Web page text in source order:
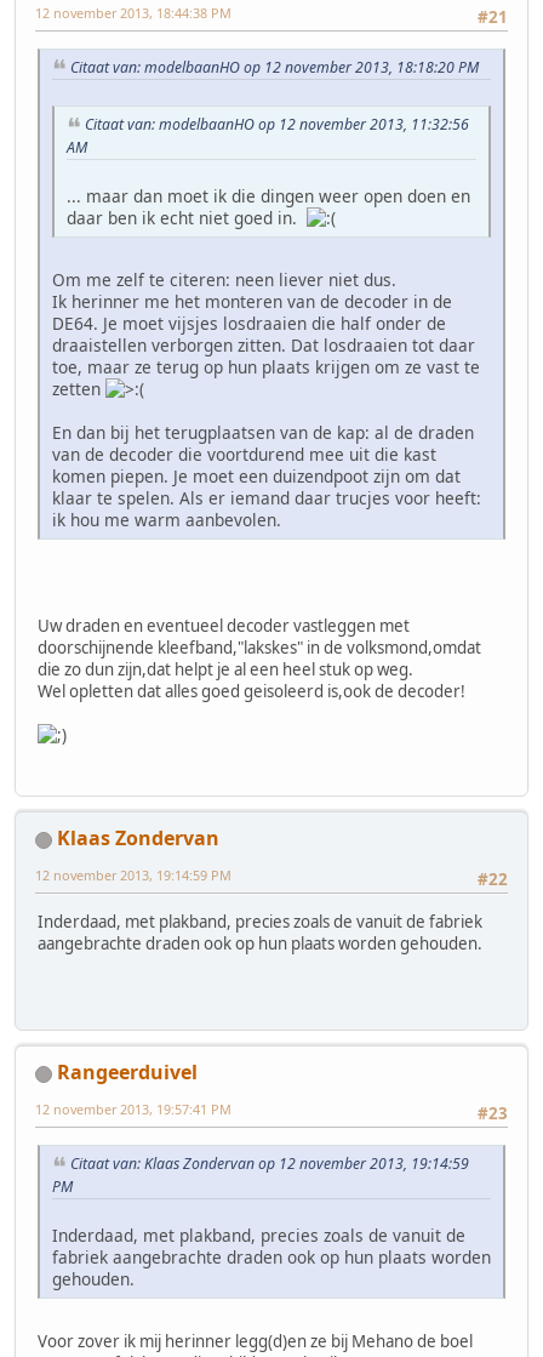
#21
12 november 2013, 18:44:38 PM
Citaat van: modelbaanHO op 12 november 2013, 18:18:20 PM
Citaat van: modelbaanHO op 12 november 2013, 11:32:56
AM
... maar dan moet ik die dingen weer open doen en
daar ben ik echt niet goed in.
Om me zelf te citeren: neen liever niet dus.
Ik herinner me het monteren van de decoder in de
DE64. Je moet vijsjes losdraaien die half onder de
draaistellen verborgen zitten. Dat losdraaien tot daar
toe, maar ze terug op hun plaats krijgen om ze vast te
zetten
En dan bij het terugplaatsen van de kap: al de draden
van de decoder die voortdurend mee uit die kast
komen piepen. Je moet een duizendpoot zijn om dat
klaar te spelen. Als er iemand daar trucjes voor heeft:
ik hou me warm aanbevolen.
Uw draden en eventueel decoder vastleggen met
doorschijnende kleefband,"lakskes" in de volksmond,omdat
die zo dun zijn,dat helpt je al een heel stuk op weg.
Wel opletten dat alles goed geisoleerd is,ook de decoder!
Klaas Zondervan
#22
12 november 2013, 19:14:59 PM
Inderdaad, met plakband, precies zoals de vanuit de fabriek
aangebrachte draden ook op hun plaats worden gehouden.
Rangeerduivel
#23
12 november 2013, 19:57:41 PM
Citaat van: Klaas Zondervan op 12 november 2013, 19:14:59
PM
Inderdaad, met plakband, precies zoals de vanuit de
fabriek aangebrachte draden ook op hun plaats worden
gehouden.
Voor zover ik mij herinner legg(d)en ze bij Mehano de boel